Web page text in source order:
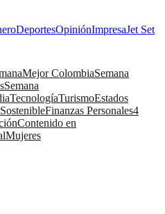
DeportesOpiniónImpresaJet Set
Mejor ColombiaSemana
Semana
TecnologíaTurismoEstados
Finanzas Personales4
Contenido en
Mujeres